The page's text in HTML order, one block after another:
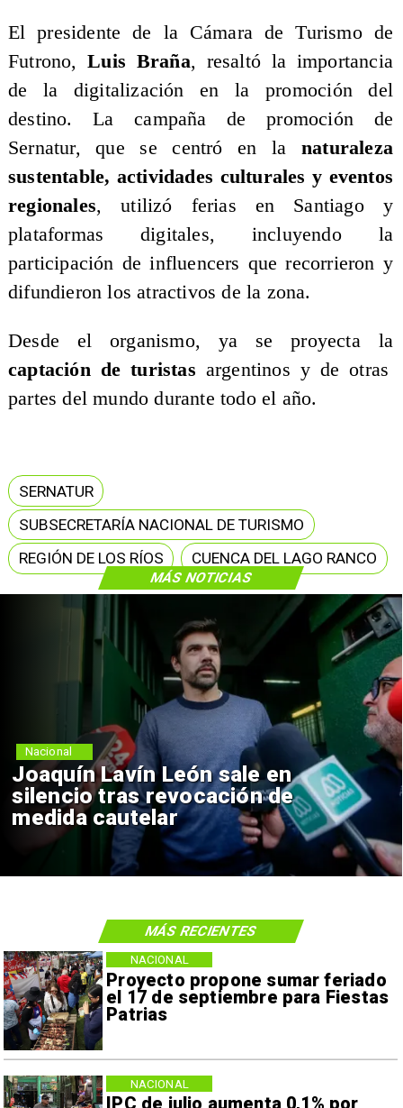
MÁS NOTICIAS
​El presidente de la Cámara de Turismo de
Futrono,Luis Braña, resaltó la importancia
de la digitalización en la promoción del
destino. La campaña de promoción de
Sernatur, que se centró en lanaturaleza
sustentable, actividades culturales y eventos
regionales, utilizó ferias en Santiago y
plataformas digitales, incluyendo la
participación de influencers que recorrieron y
difundieron los atractivos de la zona.
​Desde el organismo, ya se proyecta la
captación de turistas argentinos y de otras
partes del mundo durante todo el año.
SERNATUR
SUBSECRETARÍA NACIONAL DE TURISMO
REGIÓN DE LOS RÍOS
CUENCA DEL LAGO RANCO
Joaquín Lavín León sale en
silencio tras revocación de
medida cautelar
Nacional
Proyecto propone sumar feriado
el 17 de septiembre para Fiestas
Patrias
NACIONAL
NACIONAL
MÁS RECIENTES